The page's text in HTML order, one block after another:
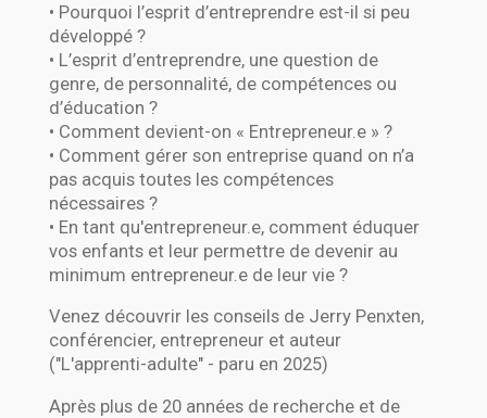
• Pourquoi l’esprit d’entreprendre est-il si peu
développé ?
• L’esprit d’entreprendre, une question de
genre, de personnalité, de compétences ou
d’éducation ?
• Comment devient-on « Entrepreneur.e » ?
• Comment gérer son entreprise quand on n’a
pas acquis toutes les compétences
nécessaires ?
• En tant qu'entrepreneur.e, comment éduquer
vos enfants et leur permettre de devenir au
minimum entrepreneur.e de leur vie ?
Venez découvrir les conseils de Jerry Penxten,
conférencier, entrepreneur et auteur
("L'apprenti-adulte" - paru en 2025)
Après plus de 20 années de recherche et de